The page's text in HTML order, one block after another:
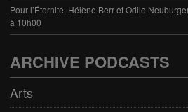
Pour l’Éternité, Hélène Berr et Odile
à 10h00
ARCHIVE PODCASTS
Arts